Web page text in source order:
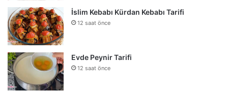
İslim Kebabı Kürdan Kebabı Tarifi
12 saat önce
Evde Peynir Tarifi
12 saat önce